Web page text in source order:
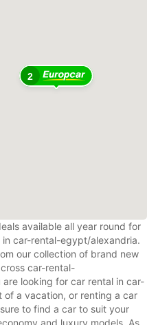
2
available all year round for
car-rental-egypt/alexandria.
our collection of brand new
car-rental-
looking for car rental in car-
a vacation, or renting a car
to find a car to suit your
and luxury models. As